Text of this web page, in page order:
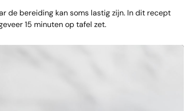
de bereiding kan soms lastig zijn. In dit recept
15 minuten op tafel zet.